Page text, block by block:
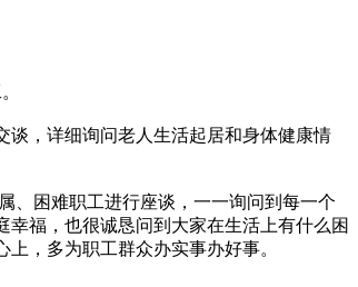
，详细询问老人生活起居和身体健康情
困难职工进行座谈，一一询问到每一个
福，也很诚恳问到大家在生活上有什么困
，多为职工群众办实事办好事。